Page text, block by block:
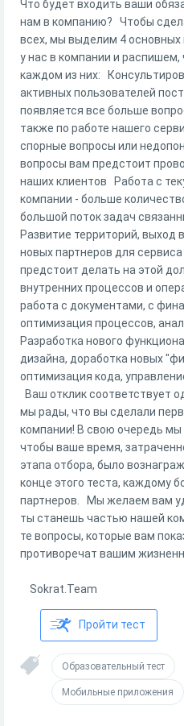
Что будет входить ваши
нам в компанию? Чтобы
всех, мы выделим 4 основных
у нас в компании и
каждом из них:
активных пользователей
появляется все больше
также по работе нашего
спорные вопросы или
вопросы вам предстоит
наших клиентов Работа с
компании - больше
большой поток задач
Развитие территорий, выход
новых партнеров для
предстоит делать на этой
внутренних процессов и
работа с документами, с
оптимизация процессов,
Разработка нового
дизайна, доработка новых
оптимизация кода,
Ваш отклик соответствует
мы рады, что вы сделали
компании! В свою очередь мы
чтобы ваше время,
этапа отбора, было
конце этого теста, каждому
партнеров. Мы желаем вам
ты станешь частью нашей
те вопросы, которые вам
противоречат
Sokrat.Team
Пройти тест
Образовательный тест
Мобильные приложения